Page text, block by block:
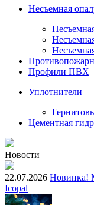
Несъемная
Профили ПВХ
Уплотнители
Цементная
Новости
22.07.2026 Новинка!
Icopal